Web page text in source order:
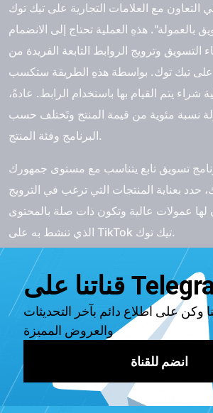
التعاون مع العلامات التجارية على تيك توك
بالعمولة". هذهِ العملية تحتاج إلى الانضمام
التسويق وترويج الروابط التابعة الفريدة من
على تيك توك. بواسطة هذهِ الطريقة ستكسب
يتم القيام بها باستخدام الرابط. عادةً،
نسبة مئوية من قيمة المنتج وتَختلف حسب
البرنامج وفئة المنتج.
تسويق تابع يتناسب مع مستوى جمهورك
حدد بعناية المنتجات التي ترغب في الترويج
عمولات عالية وتكون ذات صلة بالمحتوى
الذي تنشط به على TikTok تيك توك.
للترويج روابط هذهِ المنتجات من خلال
مراجعات أصلية لمساعدة جمهورك على
وتوفير الثقة اللازمة لإجراء عملية الشراء.
الشامل حول التسويق بالعمولة على تيك
من تيك توك عن طريق
البث المباشر